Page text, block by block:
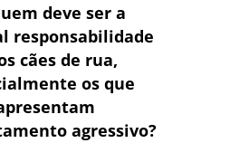
deve ser a
responsabilidade
cães de rua,
os que
agressivo?